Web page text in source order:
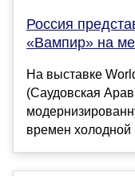
Россия
«Вампир» на
На выставке
(Саудовская
времен холодной